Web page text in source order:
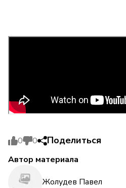
0 0 Поделиться
Автор материала
Жолудев Павел